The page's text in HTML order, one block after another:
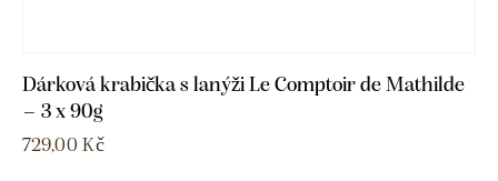
Dárková krabička s lanýži Le Comptoir de Mathilde
– 3 x 90g
729,00 Kč